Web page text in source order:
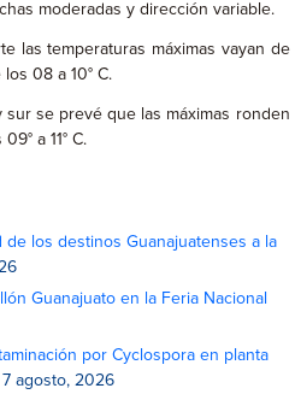
moderadas y dirección variable.
las temperaturas máximas vayan de
los 08 a 10° C.
sur se prevé que las máximas ronden
a 11° C.
de los destinos Guanajuatenses a la
Guanajuato en la Feria Nacional
por Cyclospora en planta
7 agosto, 2026